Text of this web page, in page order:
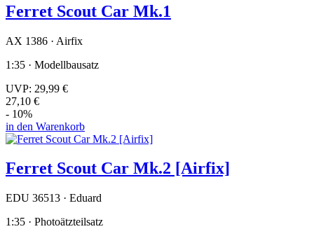
Ferret Scout Car Mk.1
AX 1386 · Airfix
1:35 · Modellbausatz
UVP: 29,99 €
27,10 €
- 10%
in den Warenkorb
Ferret Scout Car Mk.2 [Airfix]
EDU 36513 · Eduard
1:35 · Photoätzteilsatz